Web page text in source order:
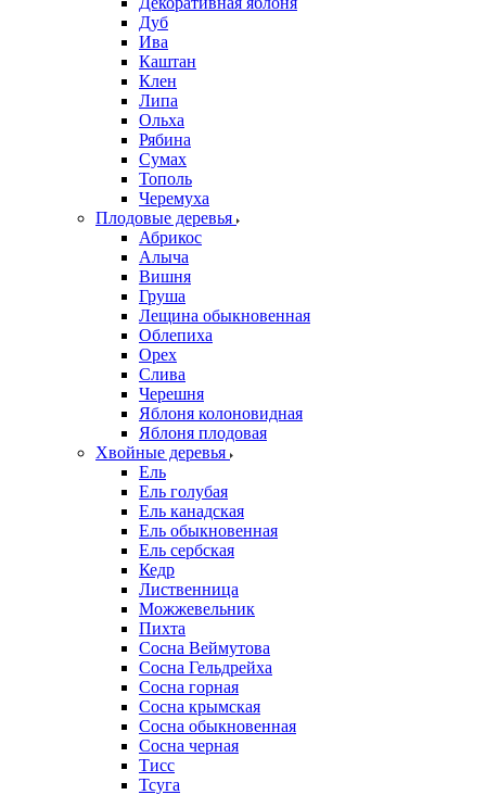
Дуб
Ива
Каштан
Клен
Липа
Ольха
Рябина
Сумах
Тополь
Черемуха
Плодовые деревья
Абрикос
Алыча
Вишня
Груша
Лещина обыкновенная
Облепиха
Орех
Слива
Черешня
Яблоня колоновидная
Яблоня плодовая
Хвойные деревья
Ель
Ель голубая
Ель канадская
Ель обыкновенная
Ель сербская
Кедр
Лиственница
Можжевельник
Пихта
Сосна Веймутова
Сосна Гельдрейха
Сосна горная
Сосна крымская
Сосна обыкновенная
Сосна черная
Тисс
Тсуга